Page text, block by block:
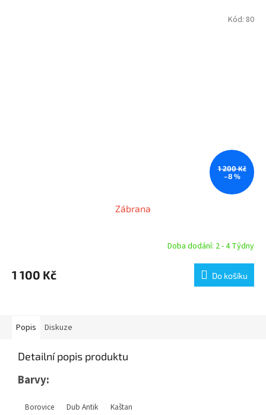
1 200 Kč
–8 %
Zábrana
produktu
je
hvězdiček.
Doba dodání: 2 - 4 Týdny
1 100 Kč Do košíku
Kód: 80
Popis Diskuze
Detailní popis produktu
Barvy:
Borovice Dub Antik Kaštan